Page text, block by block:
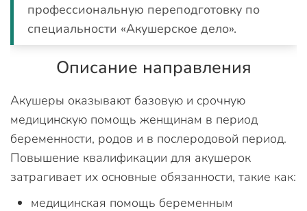
профессиональную переподготовку по
специальности «Акушерское дело».
Описание направления
Акушеры оказывают базовую и срочную
медицинскую помощь женщинам в период
беременности, родов и в послеродовой период.
Повышение квалификации для акушерок
затрагивает их основные обязанности, такие как:
медицинская помощь беременным